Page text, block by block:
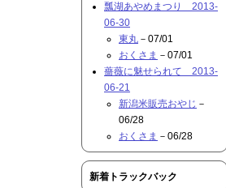
瓢湖あやめまつり 2013-
06-30
東丸 －07/01
おくさま －07/01
薔薇に魅せられて 2013-
06-21
新潟米販売おやじ －
06/28
おくさま －06/28
新着トラックバック